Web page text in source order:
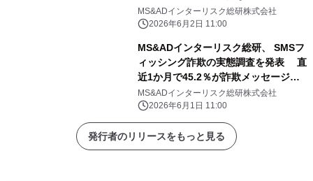
は「敷地レベルの浸水低減効果」と
「コミュニティ」～
MS&ADインターリスク総研株式会社
2026年6月2日 11:00
MS&ADインターリスク総研、 SMSフ
ィッシング詐欺の実態調査を発表 直
近1か月で45.2％が詐欺メッセージを
受信と判明
MS&ADインターリスク総研株式会社
2026年6月1日 11:00
発行者のリリースをもっと見る